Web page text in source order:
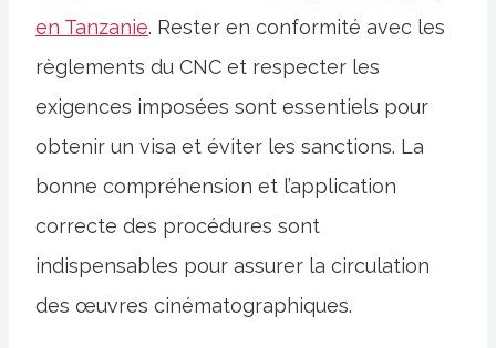
en Tanzanie. Rester en conformité avec les
règlements du CNC et respecter les
exigences imposées sont essentiels pour
obtenir un visa et éviter les sanctions. La
bonne compréhension et l’application
correcte des procédures sont
indispensables pour assurer la circulation
des œuvres cinématographiques.